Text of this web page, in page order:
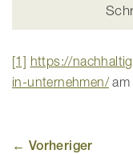
[1] https://
in-unternehmen/am
← Vorheriger